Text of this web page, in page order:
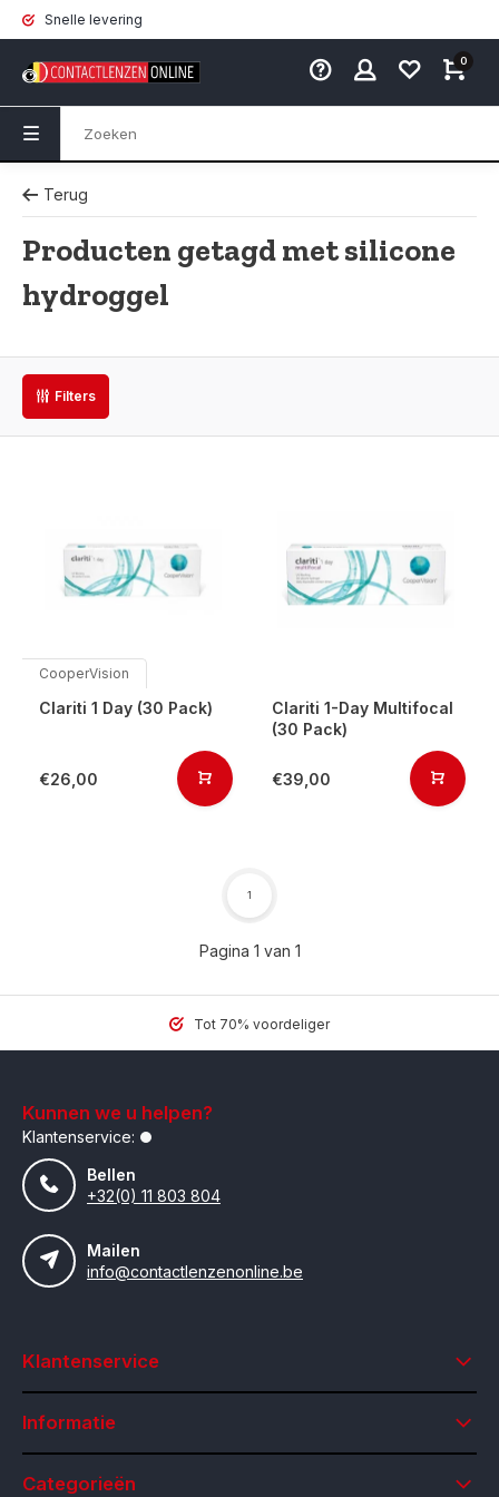
Snelle levering
0
Terug
Producten getagd met silicone
hydroggel
Filters
CooperVision
Clariti 1 Day (30 Pack)
€26,00
Clariti 1-Day Multifocal
(30 Pack)
€39,00
Pagina 1 van 1
1
Tot 70% voordeliger
Kunnen we u helpen?
Klantenservice:
Bellen
+32(0) 11 803 804
Mailen
info@contactlenzenonline.be
Klantenservice
Informatie
Categorieën